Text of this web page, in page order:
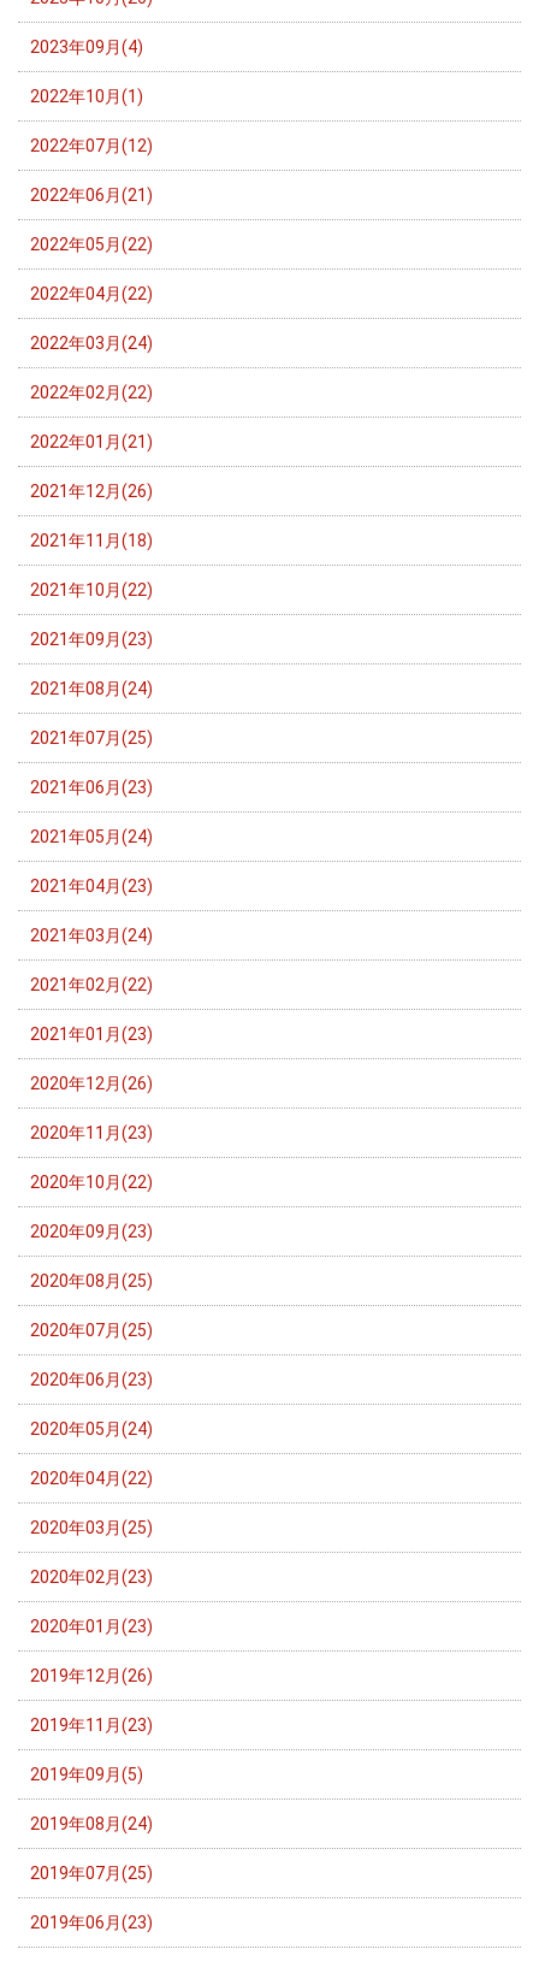
2023年09月(4)
2022年10月(1)
2022年07月(12)
2022年06月(21)
2022年05月(22)
2022年04月(22)
2022年03月(24)
2022年02月(22)
2022年01月(21)
2021年12月(26)
2021年11月(18)
2021年10月(22)
2021年09月(23)
2021年08月(24)
2021年07月(25)
2021年06月(23)
2021年05月(24)
2021年04月(23)
2021年03月(24)
2021年02月(22)
2021年01月(23)
2020年12月(26)
2020年11月(23)
2020年10月(22)
2020年09月(23)
2020年08月(25)
2020年07月(25)
2020年06月(23)
2020年05月(24)
2020年04月(22)
2020年03月(25)
2020年02月(23)
2020年01月(23)
2019年12月(26)
2019年11月(23)
2019年09月(5)
2019年08月(24)
2019年07月(25)
2019年06月(23)